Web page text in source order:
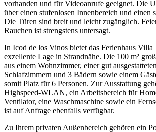
vorhanden und für Videoanrufe geeignet. Die
über einen stufenlosen Innenbereich und einen
Die Türen sind breit und leicht zugänglich.
Rauchen ist strengstens untersagt.
In Icod de los Vinos bietet das Ferienhaus Villa
exzellente Lage in Strandnähe. Die 100 m²
aus einem Wohnzimmer, einer gut
Schlafzimmern und 3 Bädern sowie einem
somit Platz für 6 Personen. Zur Ausstattung
Highspeed-WLAN, ein Arbeitsbereich für
Ventilator, eine Waschmaschine sowie ein
ist auf Anfrage ebenfalls verfügbar.
Zu Ihrem privaten Außenbereich gehören ein